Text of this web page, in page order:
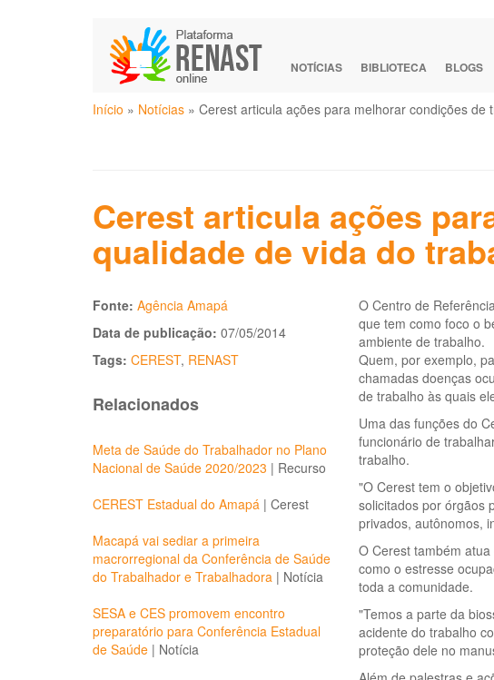
NOTÍCIAS BIBLIOTECA BLOGS
Você
Início » Notícias » Cerest articula ações para melhorar condições
Cerest articula ações
qualidade de vida do
Fonte: Agência Amapá
Data de publicação: 07/05/2014
Tags: CEREST, RENAST
Relacionados
Meta de Saúde do Trabalhador no Plano
Nacional de Saúde 2020/2023 | Recurso
CEREST Estadual do Amapá | Cerest
Macapá vai sediar a primeira
macrorregional da Conferência de Saúde
do Trabalhador e Trabalhadora | Notícia
SESA e CES promovem encontro
preparatório para Conferência Estadual
de Saúde | Notícia
O Centro de
que tem como foco o
ambiente de trabalho.
Quem, por exemplo,
chamadas doenças
de trabalho às quais
Uma das funções do
funcionário de
trabalho.
"O Cerest tem o
solicitados por órgãos
privados, autônomos,
O Cerest também
como o estresse
toda a comunidade.
"Temos a parte da
acidente do trabalho
proteção dele no